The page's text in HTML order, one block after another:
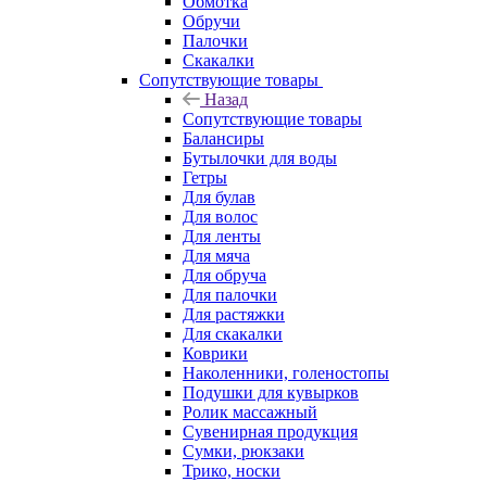
Обручи
Палочки
Скакалки
Сопутствующие товары
Назад
Сопутствующие товары
Балансиры
Бутылочки для воды
Гетры
Для булав
Для волос
Для ленты
Для мяча
Для обруча
Для палочки
Для растяжки
Для скакалки
Коврики
Наколенники, голеностопы
Подушки для кувырков
Ролик массажный
Сувенирная продукция
Сумки, рюкзаки
Трико, носки